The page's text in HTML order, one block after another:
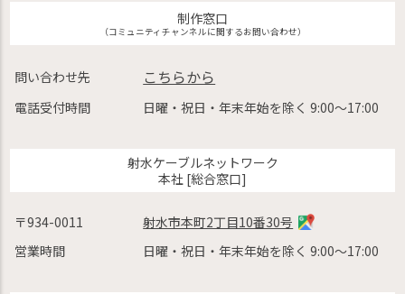
制作窓口
（コミュニティチャンネルに関するお問い合わせ）
問い合わせ先 こちらから
電話受付時間 日曜・祝日・年末年始を除く 9:00〜17:00
射水ケーブルネットワーク
本社 [総合窓口]
〒934-0011
射水市本町2丁目10番30号
営業時間
日曜・祝日・年末年始を除く 9:00〜17:00